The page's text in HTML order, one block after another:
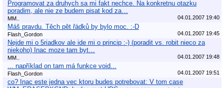
Programovat za druhych sa mi fakt nechce. Na konkretnu otazku
poradim, ale nie ze budem pisat kod za…
MM.. 04.01.2007 19:40
Máš pravdu. Těch pět řádků by bylo moc. :-D
Flash_Gordon 04.01.2007 19:45
Nejde mi o 5riadkov ale ide mi o princip :-) (poradit vs. robit nieco za
niekoho) Inac moze tam byt…
MM.. 04.01.2007 19:48
... například on tam má funkce void...
Flash_Gordon 04.01.2007 19:51
co? Inac este jedna vec ktoru budes potrebovat: V tom case